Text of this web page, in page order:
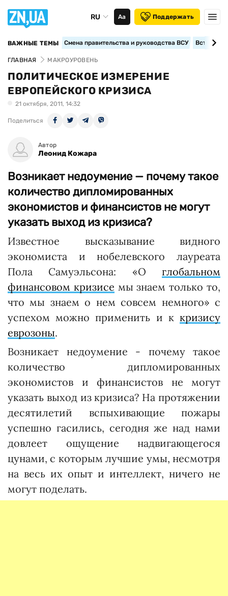
RU Аа Поддержать
ВАЖНЫЕ ТЕМЫ Смена правительства и руководства ВСУ
ГЛАВНАЯ МАКРОУРОВЕНЬ
ПОЛИТИЧЕСКОЕ ИЗМЕРЕНИЕ
ЕВРОПЕЙСКОГО КРИЗИСА
21 октября, 2011, 14:32
Поделиться
Автор
Леонид Кожара
Возникает недоумение — почему такое
количество дипломированных
экономистов и финансистов не могут
указать выход из кризиса?
Известное высказывание видного
экономиста и нобелевского лауреата
Пола Самуэльсона: «О глобальном
финансовом кризисе мы знаем только то,
что мы знаем о нем совсем немного» с
успехом можно применить и к кризису
еврозоны.
Возникает недоумение - почему такое
количество дипломированных
экономистов и финансистов не могут
указать выход из кризиса? На протяжении
десятилетий вспыхивающие пожары
успешно гасились, сегодня же над нами
довлеет ощущение надвигающегося
цунами, с которым лучшие умы, несмотря
на весь их опыт и интеллект, ничего не
могут поделать.